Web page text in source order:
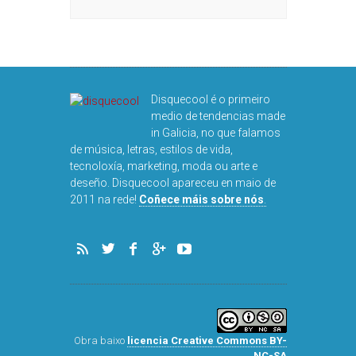
Disquecool é o primeiro
medio de tendencias made
in Galicia, no que falamos
de música, letras, estilos de vida,
tecnoloxía, marketing, moda ou arte e
deseño. Disquecool apareceu en maio de
2011 na rede! Coñece máis sobre nós
Obra baixo licencia Creative Commons BY-